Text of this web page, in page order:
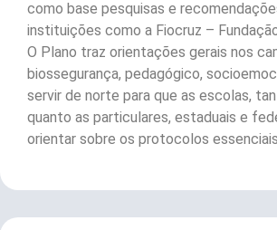
como base pesquisas e
instituições como a Fiocruz –
O Plano traz orientações gerais nos
biossegurança, pedagógico,
servir de norte para que as escolas,
quanto as particulares, estaduais e
orientar sobre os protocolos